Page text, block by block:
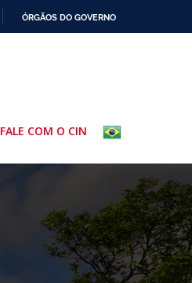
ÓRGÃOS DO GOVERNO
FALE COM O CIN